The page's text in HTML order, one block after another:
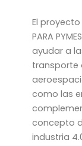
El proyecto
PARA
ayudar a
transporte
como las
concepto
industria